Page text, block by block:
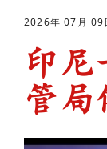
2026年 07月 09
印
管局